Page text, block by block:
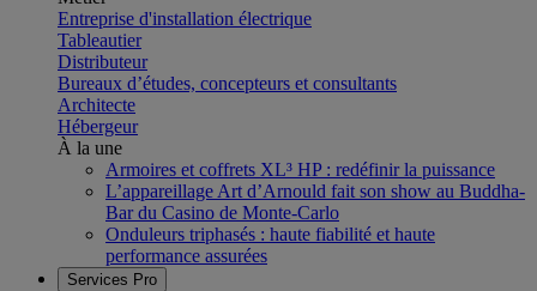
Entreprise d'installation électrique
Tableautier
Distributeur
Bureaux d’études, concepteurs et consultants
Architecte
Hébergeur
À la une
Armoires et coffrets XL³ HP : redéfinir la puissance
L’appareillage Art d’Arnould fait son show au Buddha-
Bar du Casino de Monte-Carlo
Onduleurs triphasés : haute fiabilité et haute
performance assurées
Services Pro